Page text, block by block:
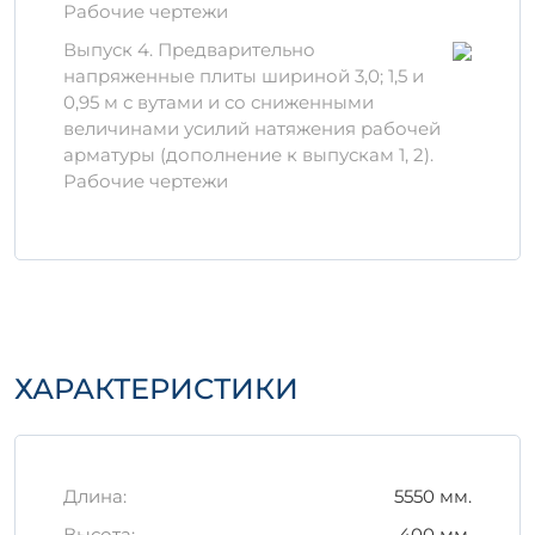
производства
Для производства 1П 5-1 АтVIт в
используются высококачественные
компоненты:
Песок и щебень, прошедшие строгий
Важным аспектом является
защиты от атмосферных воздействий;
Рабочие чертежи
Выпуск 4. Предварительно
напряженные плиты шириной 3,0; 1,5 и
0,95 м с вутами и со сниженными
величинами усилий натяжения рабочей
арматуры (дополнение к выпускам 1, 2).
Рабочие чертежи
ХАРАКТЕРИСТИКИ
Длина:
5550 мм.